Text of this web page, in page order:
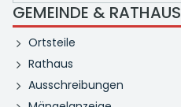
GEMEINDE & RATHAUS
Ortsteile
Rathaus
Ausschreibungen